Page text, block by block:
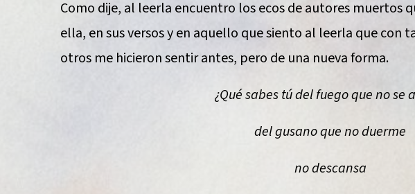
Como dije, al leerla encuentro los ecos de autores muertos
ella, en sus versos y en aquello que siento al leerla que con
otros me hicieron sentir antes, pero de una nueva forma.
¿Qué sabes tú del fuego que no se
del gusano que no duerme
no descansa